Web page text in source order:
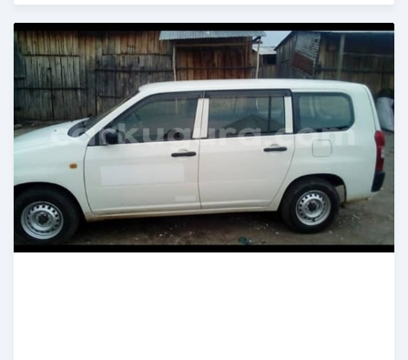
Publié il y a plus de 5 ans